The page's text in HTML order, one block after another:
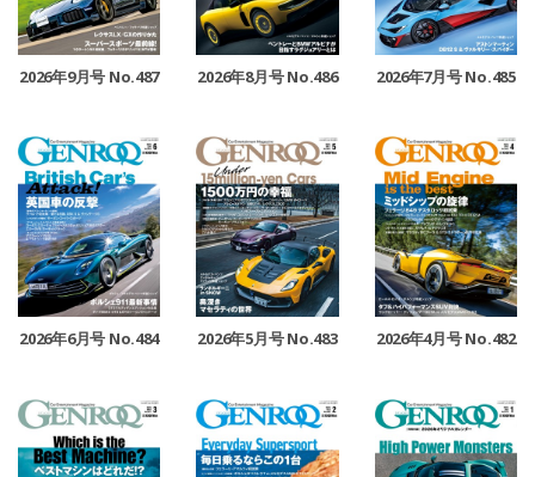
2026年9月号 No.487 2026年8月号 No.486 2026年7月号 No.485
2026年6月号 No.484 2026年5月号 No.483 2026年4月号 No.482